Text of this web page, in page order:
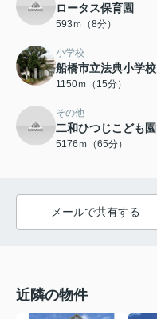
ロータス保育園
593ｍ（8分）
小学校
船橋市立法典小学校
1150ｍ（15分）
その他
二和ひつじこども園
5176ｍ（65分）
メールで共有する
近隣の物件